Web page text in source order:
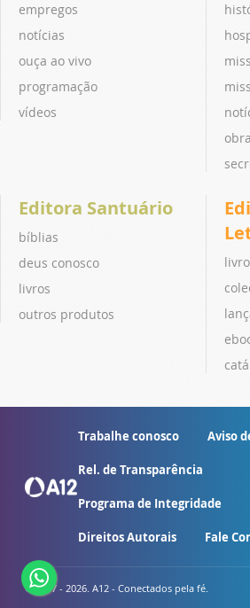
empregos
notícias
ouça ao vivo
programação
vídeos
Editora Santuário
bíblias
deus conosco
livros
outros produtos
Trabalhe conosco Aviso
Rel. de Transparência
Programa de Integridade
Direitos Autorais Fale
© 2007 - 2026. A12 - Conectados pela fé.